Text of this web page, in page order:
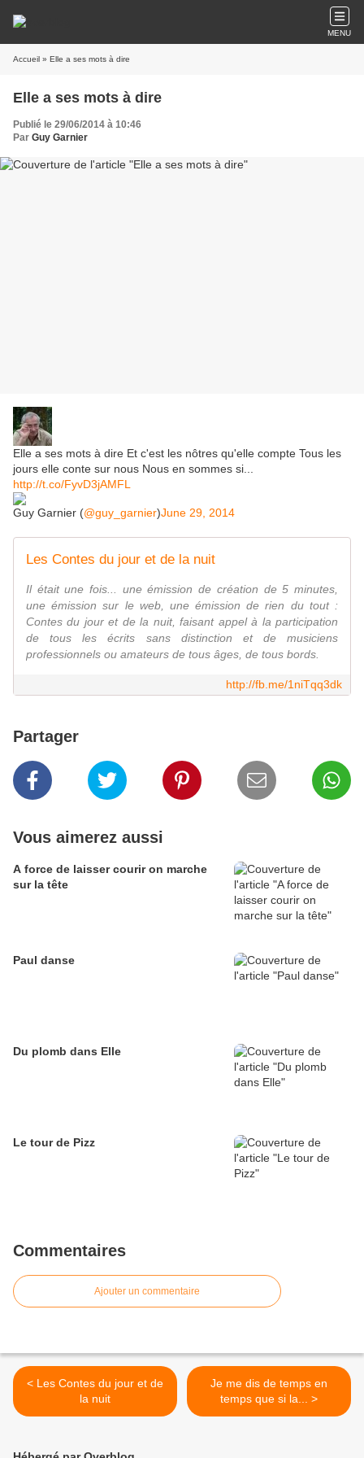
MENU
Accueil » Elle a ses mots à dire
Elle a ses mots à dire
Publié le 29/06/2014 à 10:46
Par Guy Garnier
Elle a ses mots à dire Et c'est les nôtres qu'elle compte Tous les
jours elle conte sur nous Nous en sommes si...
http://t.co/FyvD3jAMFL
Guy Garnier (@guy_garnier)June 29, 2014
Les Contes du jour et de la nuit
Il était une fois... une émission de création de 5 minutes,
une émission sur le web, une émission de rien du tout :
Contes du jour et de la nuit, faisant appel à la participation
de tous les écrits sans distinction et de musiciens
professionnels ou amateurs de tous âges, de tous bords.
http://fb.me/1niTqq3dk
Partager
Vous aimerez aussi
A force de laisser courir on marche
sur la tête
Paul danse
Du plomb dans Elle
Le tour de Pizz
Commentaires
Ajouter un commentaire
< Les Contes du jour et de
la nuit
Je me dis de temps en
temps que si la... >